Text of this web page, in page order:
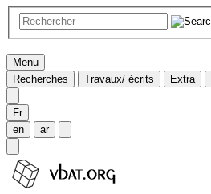
Menu
Recherches
Travaux/ écrits Extra
Fr
en
ar